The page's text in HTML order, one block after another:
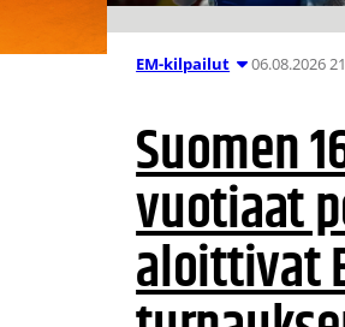
EM-kilpailut 06.08.2026
Suomen
vuotiaat
aloittivat